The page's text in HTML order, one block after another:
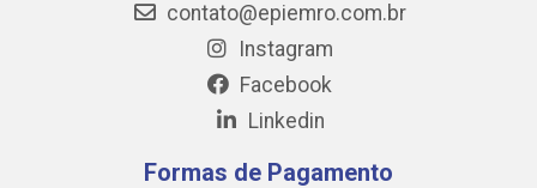
contato@epiemro.com.br
Instagram
Facebook
Linkedin
Formas de Pagamento